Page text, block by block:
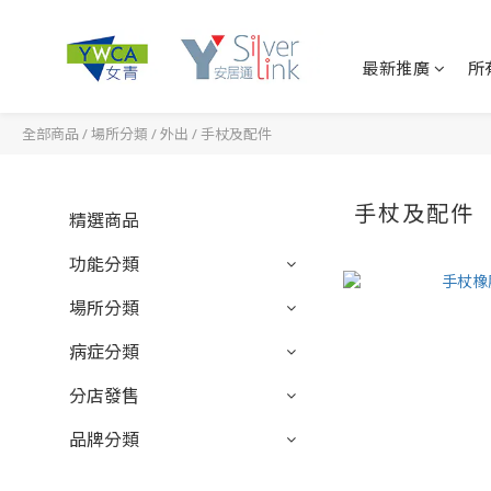
最新推廣 所
全部商品 /場所分類 /外出 /手杖及配件
精選商品
功能分類
場所分類
病症分類
分店發售
品牌分類
手杖及配件